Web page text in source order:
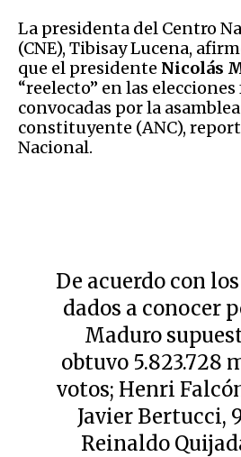
La presidenta del Centro
(CNE), Tibisay Lucena,
que el presidente Nicolás
“reelecto” en las
convocadas por la
constituyente (ANC),
Nacional.
De acuerdo con
dados a conocer
Maduro
obtuvo 5.823.728
votos; Henri
Javier Bertucci,
Reinaldo